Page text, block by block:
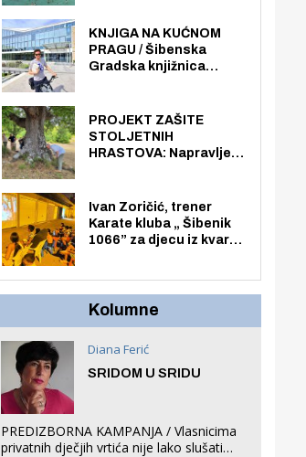
općoj upotrebi. Pristup
je slobodan i besplatan
za sve građane i
KNJIGA NA KUĆNOM
PRAGU / Šibenska
Gradska knjižnica
knjiga na kućnu adresu
električnim biciklom.
PROJEKT ZAŠITE
STOLJETNIH
HRASTOVA: Napravljen
Zmajevac
Ivan Zoričić, trener
Karate kluba „ Šibenik
1066” za djecu iz kvarta
organizirao dječje
Kolumne
Diana Ferić
SRIDOM U SRIDU
PREDIZBORNA KAMPANJA / Vlasnicima
privatnih dječjih vrtića nije lako slušati